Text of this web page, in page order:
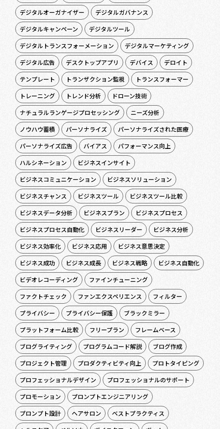
デジタルオーガナイザー
デジタルガバナンス
デジタルキャンペーン
デジタルツール
デジタルトランスフォーメーション
デジタルマーケティング
デジタル広告
デスクトップアプリ デバイス
デロイト
テンプレート
トランザクション監視
トランスフォーマー
トレーニング
トレンド分析
ドローン技術
ナチュラルランゲージプロセッシング
ニーズ分析
ノウハウ蓄積
パーソナライズ
パーソナライズされた医療
パーソナライズ広告
バイアス
パフォーマンス向上
ハルシネーション
ビジネスインサイト
ビジネスコミュニケーション
ビジネスソリューション
ビジネスチャンス
ビジネスツール
ビジネスツール比較
ビジネスデータ分析
ビジネスプラン
ビジネスプロセス
ビジネスプロセス自動化
ビジネスリーダー
ビジネス分析
ビジネス効率化
ビジネス応用
ビジネス意思決定
ビジネス成功
ビジネス成長 ビジネス戦略
ビジネス自動化
ビデオレコーディング
ファインチューニング
ファクトチェック
ファンエクスペリエンス
フィルター
プライバシー
プライバシー保護
ブラックミラー
プラットフォーム比較
フリープラン
フレームベース
ブログライティング
プログラムコード解説
ブログ作成
プロジェクト管理
プロダクティビティ向上
プロトタイピング
プロフェッショナルデザイン
プロフェッショナルのサポート
プロモーション
プロンプトエンジニアリング
プロンプト設計
ヘアサロン
ベストプラクティス